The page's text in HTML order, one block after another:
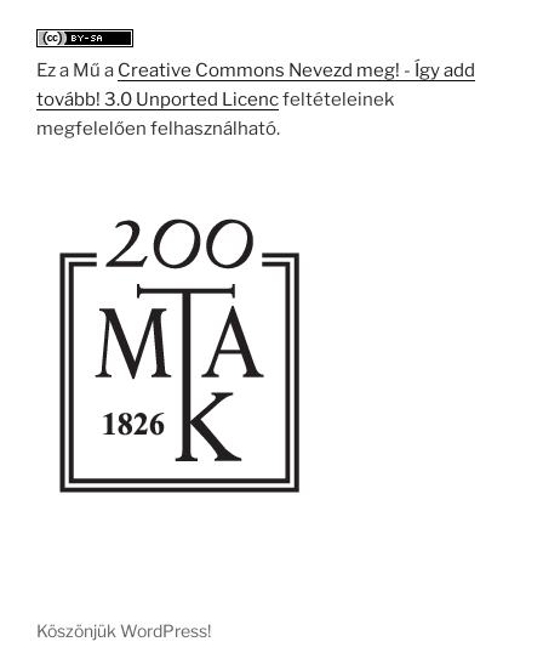
Ez a Mű a Creative Commons Nevezd meg! - Így add
tovább! 3.0 Unported Licencfeltételeinek
megfelelően felhasználható.
Köszönjük WordPress!